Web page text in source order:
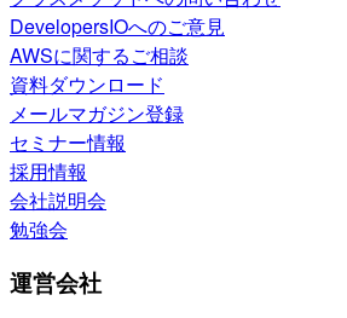
DevelopersIOへのご意見
AWSに関するご相談
資料ダウンロード
メールマガジン登録
セミナー情報
採用情報
会社説明会
勉強会
運営会社